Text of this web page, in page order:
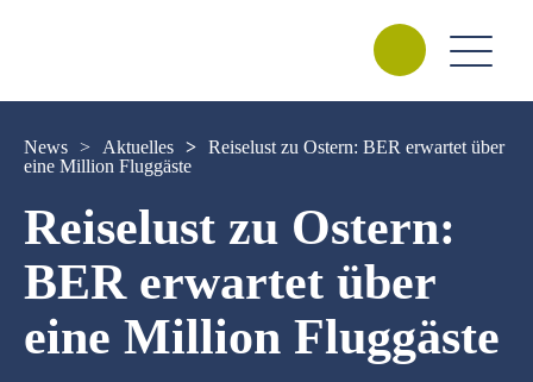
News > Aktuelles > Reiselust zu Ostern: BER erwartet über
eine Million Fluggäste
Reiselust zu Ostern:
BER erwartet über
eine Million Fluggäste